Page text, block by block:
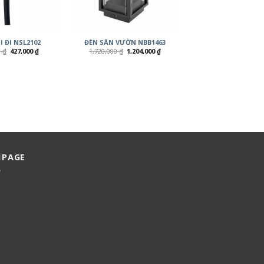
ĐI NSL2102
₫ 427,000₫
ĐÈN SÂN VƯỜN NBB1463
1,720,000₫ 1,204,000₫